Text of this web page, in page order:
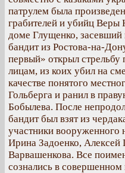
патрулем была
грабителей и убийц Веры
доме Глущенко, засевший
бандит из Ростова-на-
первый» открыл
лицам, из коих убил на
качестве понятого
Гольберга и ранил в
Бобылева. После
бандит был взят из
участники вооруженного
Ирина Задоенко,
Варвашенкова. Все
сознались в